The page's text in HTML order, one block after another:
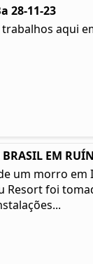
28-11-23
aqui
EM
um morro em
foi